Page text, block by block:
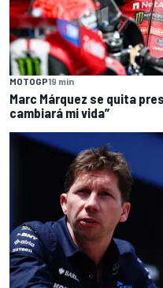
MOTOGP19 min
Marc Márquez se quita
cambiará mi vida”